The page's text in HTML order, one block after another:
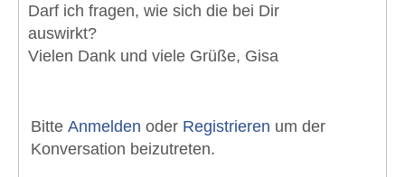
Darf ich fragen, wie sich die bei Dir
auswirkt?
Vielen Dank und viele Grüße, Gisa
Bitte Anmelden oder Registrieren um der
Konversation beizutreten.